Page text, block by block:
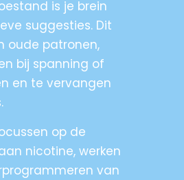
is je brein
suggesties. Dit
oude patronen,
bij spanning of
en te vervangen
op de
nicotine, werken
van